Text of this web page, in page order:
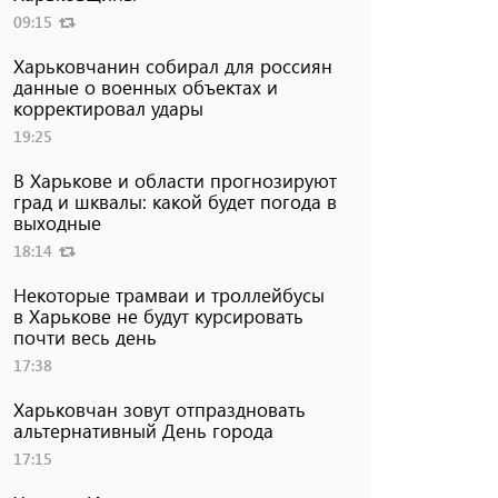
09:15
Харьковчанин собирал для россиян
данные о военных объектах и ​​
корректировал удары
19:25
В Харькове и области прогнозируют
град и шквалы: какой будет погода в
выходные
18:14
Некоторые трамваи и троллейбусы
в Харькове не будут курсировать
почти весь день
17:38
Харьковчан зовут отпраздновать
альтернативный День города
17:15